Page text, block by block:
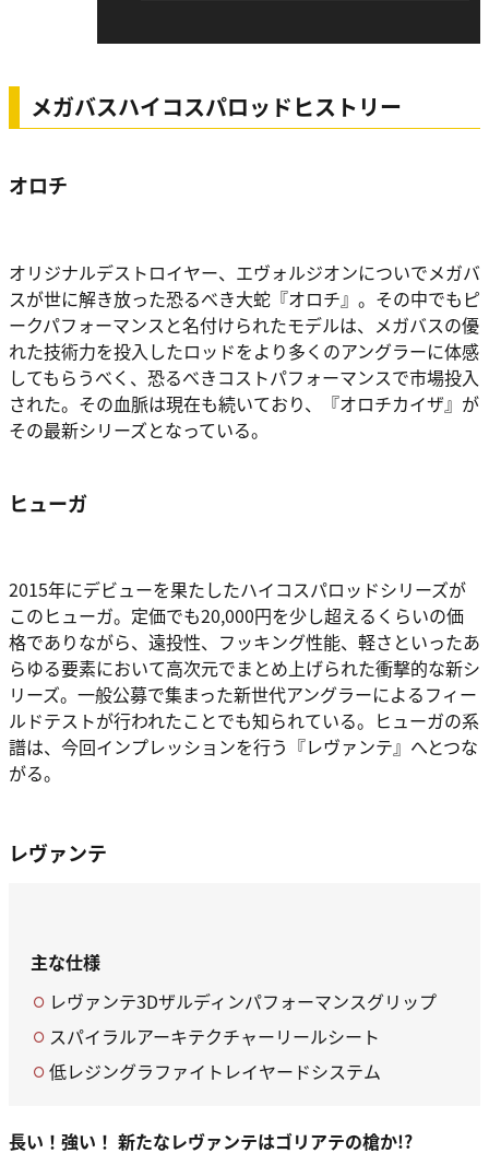
メガバスハイコスパロッドヒストリー
オロチ
オリジナルデストロイヤー、エヴォルジオンについでメガバ
スが世に解き放った恐るべき大蛇『オロチ』。その中でもピ
ークパフォーマンスと名付けられたモデルは、メガバスの優
れた技術力を投入したロッドをより多くのアングラーに体感
してもらうべく、恐るべきコストパフォーマンスで市場投入
された。その血脈は現在も続いており、『オロチカイザ』が
その最新シリーズとなっている。
ヒューガ
2015年にデビューを果たしたハイコスパロッドシリーズが
このヒューガ。定価でも20,000円を少し超えるくらいの価
格でありながら、遠投性、フッキング性能、軽さといったあ
らゆる要素において高次元でまとめ上げられた衝撃的な新シ
リーズ。一般公募で集まった新世代アングラーによるフィー
ルドテストが行われたことでも知られている。ヒューガの系
譜は、今回インプレッションを行う『レヴァンテ』へとつな
がる。
レヴァンテ
主な仕様
レヴァンテ3Dザルディンパフォーマンスグリップ
スパイラルアーキテクチャーリールシート
低レジングラファイトレイヤードシステム
長い！強い！ 新たなレヴァンテはゴリアテの槍か!?